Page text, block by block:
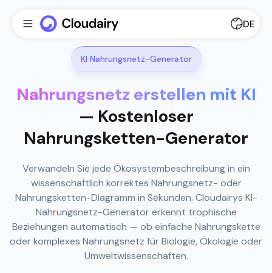
DE
KI Nahrungsnetz-Generator
Nahrungsnetz erstellen mit KI
— Kostenloser
Nahrungsketten-Generator
Verwandeln Sie jede Ökosystembeschreibung in ein
wissenschaftlich korrektes Nahrungsnetz- oder
Nahrungsketten-Diagramm in Sekunden. Cloudairys KI-
Nahrungsnetz-Generator erkennt trophische
Beziehungen automatisch — ob einfache Nahrungskette
oder komplexes Nahrungsnetz für Biologie, Ökologie oder
Umweltwissenschaften.